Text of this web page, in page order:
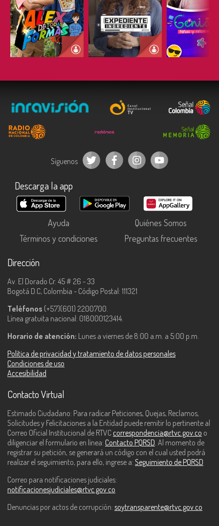
ESCUCHAR ESCUCHAR
Síguenos
Descarga la app
Ayuda
Quiénes Somos
Términos y condiciones
Preguntas frecuentes
Dirección
Av. El Dorado Cr. 45 # 26 - 33
Bogotá D.C, Colombia - Código Postal: 111321
Teléfonos (+57)(601) 2200700.
Línea gratuita nacional: 018000123414.
Horario de atención: Lunes a viernes de 8:00 a.m. a 5:00 p.m.
Política de privacidad y tratamiento de datos personales
Condiciones de uso
Accesibilidad
Contacto Virtual
Estimado Ciudadano: Para radicar Peticiones, Quejas, Reclamos,
Solicitudes y Felicitaciones a la Entidad puede remitir lo pertinente al
Correo Oficial Institucional de RTVC correspondencia@rtvc.gov.co o
diligenciar el formulario en línea: Contacto PQRSD. Al momento de
registrar su petición, se generará un código con el cual usted podrá
realizar el seguimiento, para ello, ingrese a: Seguimiento de PQRSD
Correo para notificaciones judiciales:
notificacionesjudiciales@rtvc.gov.co
Denuncias por actos de corrupción: soytransparente@rtvc.gov.co